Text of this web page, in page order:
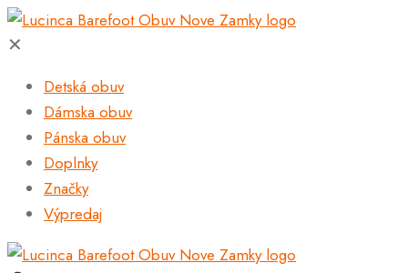
✕
Detská obuv
Dámska obuv
Pánska obuv
Doplnky
Značky
Výpredaj